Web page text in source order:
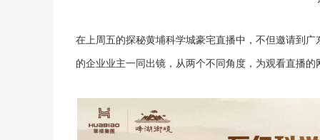
在上周五的探秘黄埔科学城豪宅直播中，不但邀请到
的企业业主一同出镜，从两个不同角度，为观看直播